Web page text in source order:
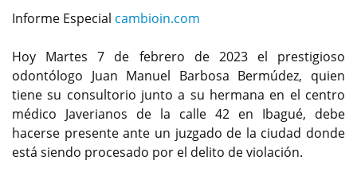
Informe Especial cambioin.com
Hoy Martes 7 de febrero de 2023 el prestigioso
odontólogo Juan Manuel Barbosa Bermúdez, quien
tiene su consultorio junto a su hermana en el centro
médico Javerianos de la calle 42 en Ibagué, debe
hacerse presente ante un juzgado de la ciudad donde
está siendo procesado por el delito de violación.